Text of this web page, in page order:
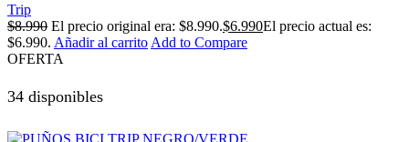
Trip
$8.990 El precio original era: $8.990.$6.990El precio actual es:
$6.990. Añadir al carrito Add to Compare
OFERTA
34 disponibles